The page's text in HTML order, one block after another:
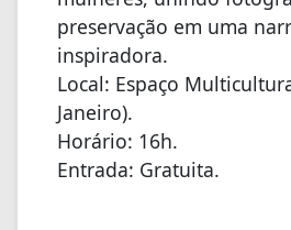
preservação em uma
inspiradora.
Local: Espaço
Janeiro).
Horário: 16h.
Entrada: Gratuita.